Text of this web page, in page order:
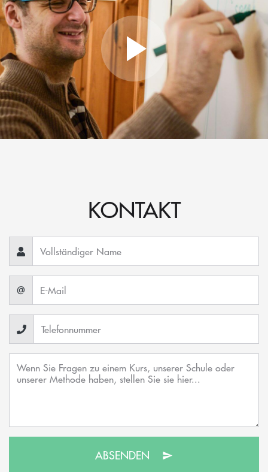
KONTAKT
@
ABSENDEN